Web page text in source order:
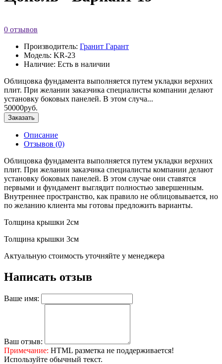
0 отзывов
Производитель: Гранит Гарант
Модель: KR-23
Наличие: Есть в наличии
Облицовка фундамента выполняется путем укладки верхних
плит. При желании заказчика специалисты компании делают
установку боковых панелей. В этом случа...
50000руб.
Заказать
Описание
Отзывов (0)
Облицовка фундамента выполняется путем укладки верхних
плит. При желании заказчика специалисты компании делают
установку боковых панелей. В этом случае они ставятся
первыми и фундамент выглядит полностью завершенным.
Внутреннее пространство, как правило не облицовывается, но
по желанию клиента мы готовы предложить варианты.
Толщина крышки 2см
Толщина крышки 3см
Актуальную стоимость уточняйте у менеджера
Написать отзыв
Ваше имя:
Ваш отзыв:
Примечание: HTML разметка не поддерживается!
Используйте обычный текст.